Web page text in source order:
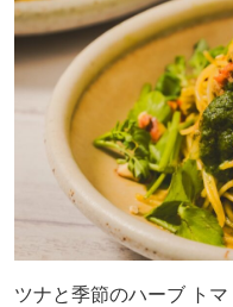
ツナと季節のハーブ ト